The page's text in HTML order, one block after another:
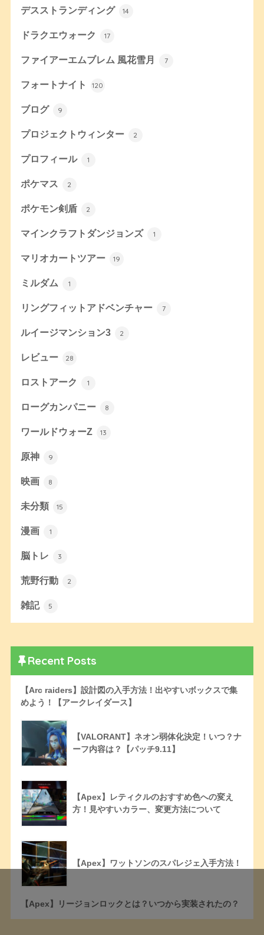
デスストランディング 14
ドラクエウォーク 17
ファイアーエムブレム 風花雪月 7
フォートナイト 120
ブログ 9
プロジェクトウィンター 2
プロフィール 1
ポケマス 2
ポケモン剣盾 2
マインクラフトダンジョンズ 1
マリオカートツアー 19
ミルダム 1
リングフィットアドベンチャー 7
ルイージマンション3 2
レビュー 28
ロストアーク 1
ローグカンパニー 8
ワールドウォーZ 13
原神 9
映画 8
未分類 15
漫画 1
脳トレ 3
荒野行動 2
雑記 5
Recent Posts
【Arc raiders】設計図の入手方法！出やすいボックスで集
めよう！【アークレイダース】
【VALORANT】ネオン弱体化決定！いつ？ナ
ーフ内容は？【パッチ9.11】
【Apex】レティクルのおすすめ色への変え
方！見やすいカラー、変更方法について
【Apex】ワットソンのスパレジェ入手方法！
【Apex】リージョンロックとは？いつから実装されたの？